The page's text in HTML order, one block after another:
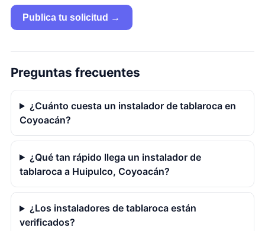
Publica tu solicitud →
Preguntas frecuentes
¿Cuánto cuesta un instalador de tablaroca en
Coyoacán?
¿Qué tan rápido llega un instalador de
tablaroca a Huipulco, Coyoacán?
¿Los instaladores de tablaroca están
verificados?